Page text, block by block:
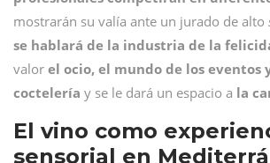
mostrarán su valía ante un jurado de alto
se hablará de la industria de la
valor el ocio, el mundo de los eventos
coctelería y se le dará un espacio a la
El vino como
sensorial en